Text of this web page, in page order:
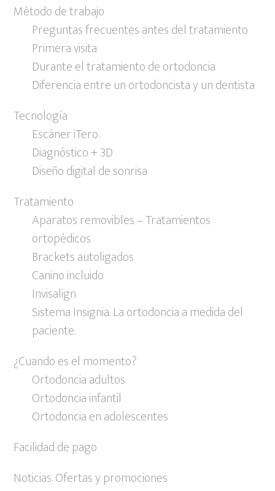
Método de trabajo
Preguntas frecuentes antes del tratamiento
Primera visita
Durante el tratamiento de ortodoncia
Diferencia entre un ortodoncista y un dentista
Tecnología
Escáner iTero.
Diagnóstico + 3D
Diseño digital de sonrisa
Tratamiento
Aparatos removibles – Tratamientos
ortopédicos
Brackets autoligados
Canino incluido
Invisalign
Sistema Insignia. La ortodoncia a medida del
paciente.
¿Cuando es el momento?
Ortodoncia adultos
Ortodoncia infantil
Ortodoncia en adolescentes
Facilidad de pago
Noticias. Ofertas y promociones